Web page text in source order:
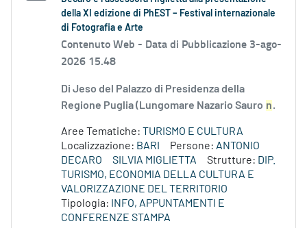
della XI edizione di PhEST – Festival internazionale
di Fotografia e Arte
Contenuto Web - Data di Pubblicazione 3-ago-
2026 15.48
Di Jeso del Palazzo di Presidenza della
Regione Puglia (Lungomare Nazario Sauro n.
Aree Tematiche: TURISMO E CULTURA
Localizzazione: BARI Persone: ANTONIO
DECARO
SILVIA MIGLIETTA Strutture: DIP.
TURISMO, ECONOMIA DELLA CULTURA E
VALORIZZAZIONE DEL TERRITORIO
Tipologia:
INFO, APPUNTAMENTI E
CONFERENZE STAMPA